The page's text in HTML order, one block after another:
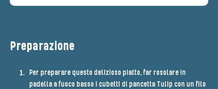
Preparazione
Per preparare questo delizioso piatto, far rosolare in
padella a fuoco basso i cubetti di pancetta Tulip con un filo